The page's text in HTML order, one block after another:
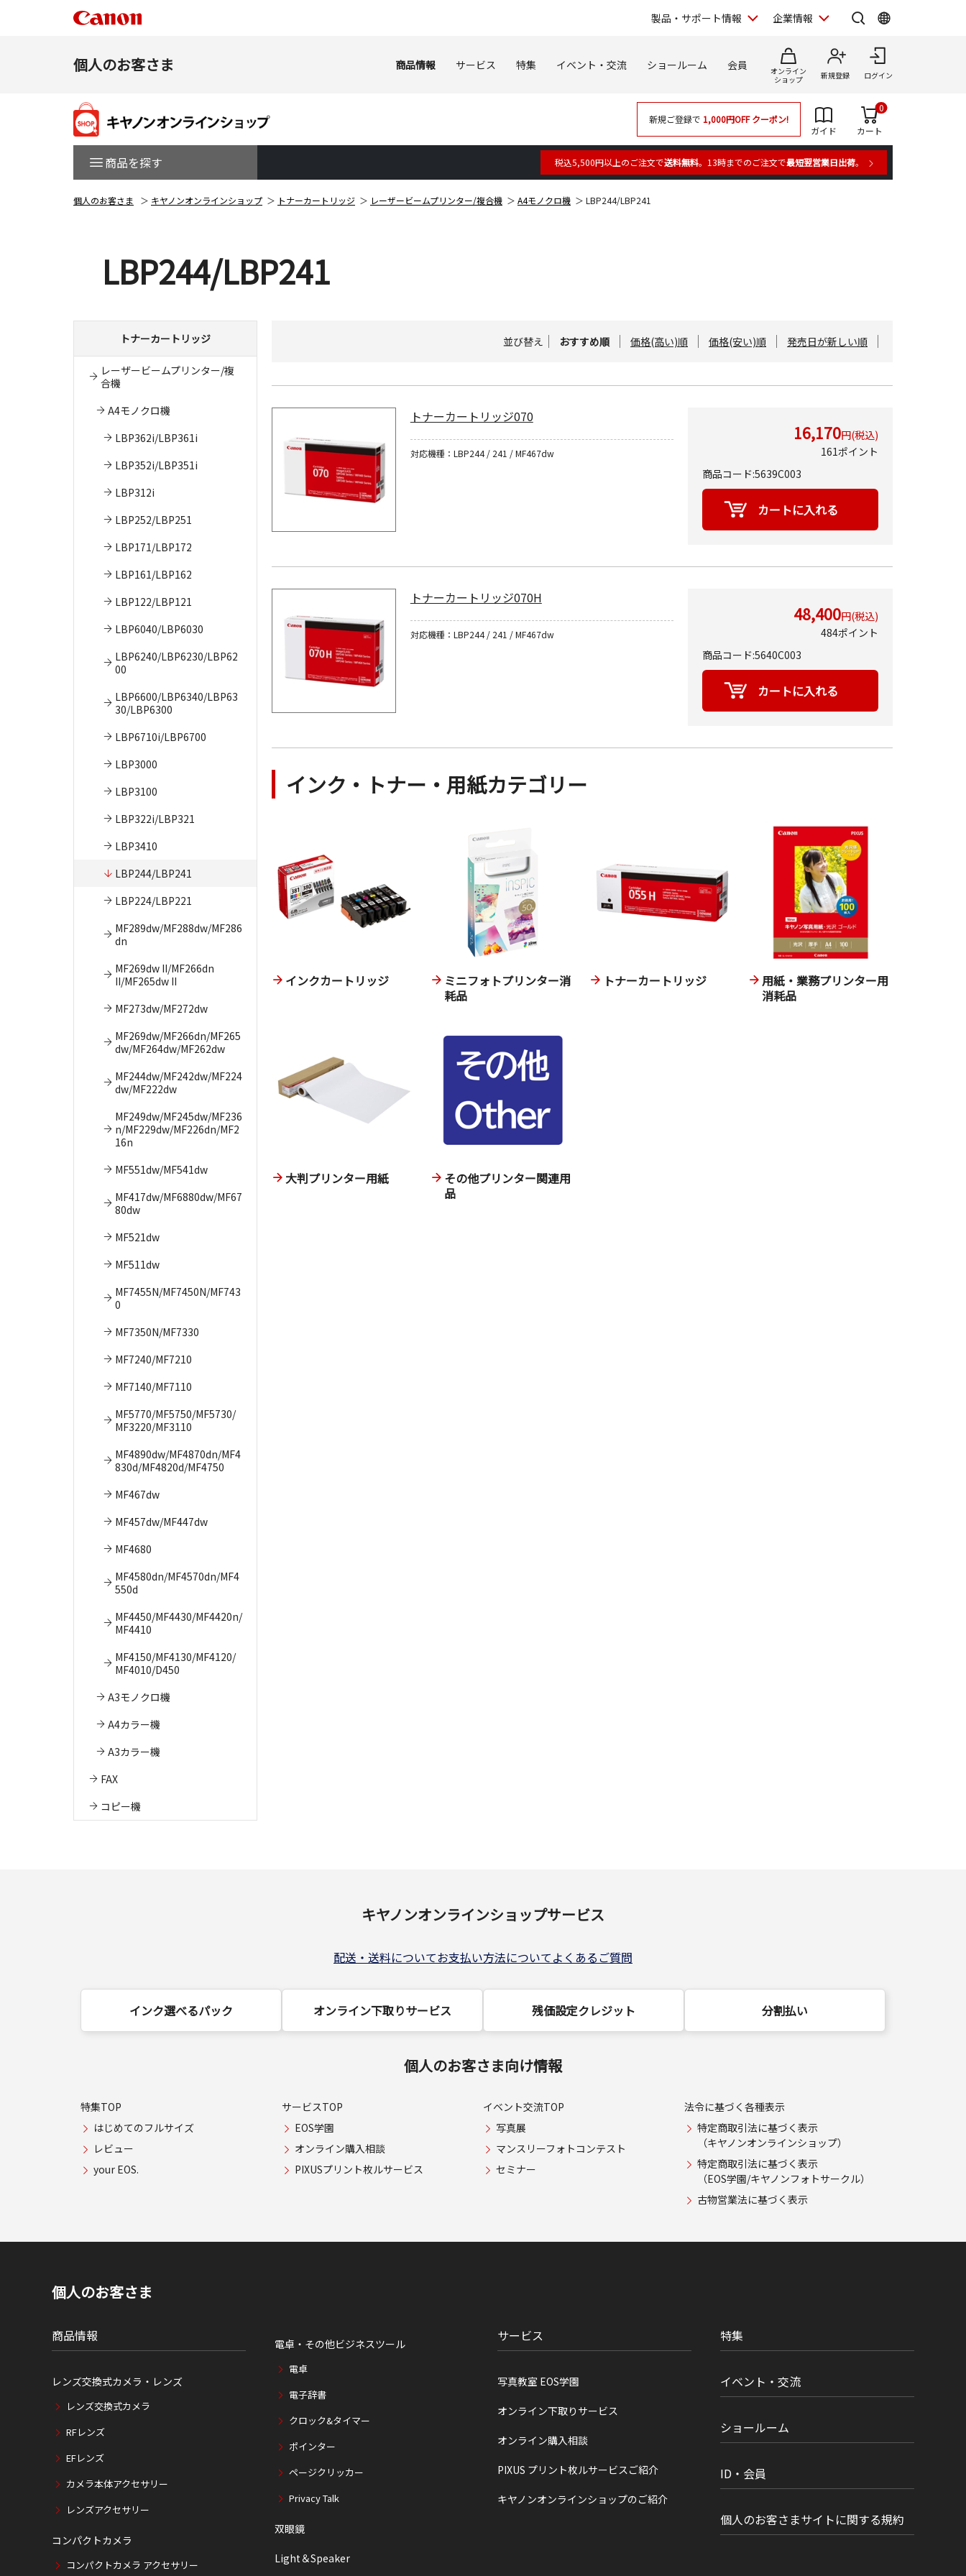
製品・サポート情報 企業情報
個人のお客さま 商品情報 サービス 特集 イベント・交流 ショールーム 会員
オンライン
ショップ
新規登録 ログイン
商品を探す
新規ご登録で 1,000円OFFクーポン!
ガイド
カート
0
税込5,500円以上のご注文で送料無料。13時までのご注文で最短翌営業日出荷。
個人のお客さま キヤノンオンラインショップ トナーカートリッジ レーザービームプリンター/複合機 A4モノクロ機 LBP244/LBP241
LBP244/LBP241
トナーカートリッジ
レーザービームプリンター/複
合機
A4モノクロ機
LBP362i/LBP361i
LBP352i/LBP351i
LBP312i
LBP252/LBP251
LBP171/LBP172
LBP161/LBP162
LBP122/LBP121
LBP6040/LBP6030
LBP6240/LBP6230/LBP62
00
LBP6600/LBP6340/LBP63
30/LBP6300
LBP6710i/LBP6700
LBP3000
LBP3100
LBP322i/LBP321
LBP3410
LBP244/LBP241
LBP224/LBP221
MF289dw/MF288dw/MF286
dn
MF269dw II/MF266dn
II/MF265dw II
MF273dw/MF272dw
MF269dw/MF266dn/MF265
dw/MF264dw/MF262dw
MF244dw/MF242dw/MF224
dw/MF222dw
MF249dw/MF245dw/MF236
n/MF229dw/MF226dn/MF2
16n
MF551dw/MF541dw
MF417dw/MF6880dw/MF67
80dw
MF521dw
MF511dw
MF7455N/MF7450N/MF743
0
MF7350N/MF7330
MF7240/MF7210
MF7140/MF7110
MF5770/MF5750/MF5730/
MF3220/MF3110
MF4890dw/MF4870dn/MF4
830d/MF4820d/MF4750
MF467dw
MF457dw/MF447dw
MF4680
MF4580dn/MF4570dn/MF4
550d
MF4450/MF4430/MF4420n/
MF4410
MF4150/MF4130/MF4120/
MF4010/D450
A3モノクロ機
A4カラー機
A3カラー機
FAX
コピー機
並び替え おすすめ順 価格(高い)順 価格(安い)順 発売日が新しい順
トナーカートリッジ070
対応機種：LBP244 / 241 / MF467dw
16,170円(税込)
161ポイント
商品コード:5639C003
トナーカートリッジ070H
対応機種：LBP244 / 241 / MF467dw
48,400円(税込)
484ポイント
商品コード:5640C003
インク・トナー・用紙カテゴリー
インクカートリッジ
ミニフォトプリンター消
耗品
トナーカートリッジ
用紙・業務プリンター用
消耗品
大判プリンター用紙
その他プリンター関連用
品
キヤノンオンラインショップサービス
配送・送料についてお支払い方法についてよくあるご質問
インク選べるパック オンライン下取りサービス 残価設定クレジット 分割払い
個人のお客さま向け情報
特集TOP
はじめてのフルサイズ
レビュー
your EOS.
サービスTOP
EOS学園
オンライン購入相談
PIXUSプリント枚ルサービス
イベント交流TOP
写真展
マンスリーフォトコンテスト
セミナー
法令に基づく各種表示
特定商取引法に基づく表示
（キヤノンオンラインショップ）
特定商取引法に基づく表示
（EOS学園/キヤノンフォトサークル）
古物営業法に基づく表示
個人のお客さま
商品情報
レンズ交換式カメラ・レンズ
レンズ交換式カメラ
RFレンズ
EFレンズ
カメラ本体アクセサリー
レンズアクセサリー
コンパクトカメラ
コンパクトカメラ アクセサリー
電卓・その他ビジネスツール
電卓
電子辞書
クロック&タイマー
ポインター
ページクリッカー
Privacy Talk
双眼鏡
Light＆Speaker
サービス
写真教室 EOS学園
オンライン下取りサービス
オンライン購入相談
PIXUS プリント枚ルサービスご紹介
キヤノンオンラインショップのご紹介
特集
イベント・交流
ショールーム
ID・会員
個人のお客さまサイトに関する規約